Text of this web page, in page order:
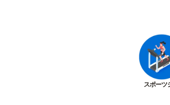
スポーツ